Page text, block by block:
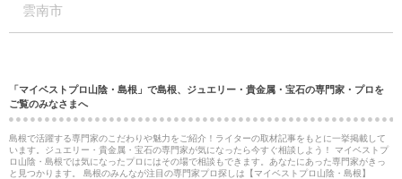
雲南市
「マイベストプロ山陰・島根」で島根、ジュエリー・貴金属・宝石の専門家・プロを
ご覧のみなさまへ
島根で活躍する専門家のこだわりや魅力をご紹介！ライターの取材記事をもとに一挙掲載して
います。ジュエリー・貴金属・宝石の専門家が気になったら今すぐ相談しよう！ マイベストプ
ロ山陰・島根では気になったプロにはその場で相談もできます。あなたにあった専門家がきっ
と見つかります。 島根のみんなが注目の専門家プロ探しは【マイベストプロ山陰・島根】